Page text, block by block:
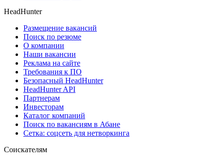
HeadHunter
Размещение вакансий
Поиск по резюме
О компании
Наши вакансии
Реклама на сайте
Требования к ПО
Безопасный HeadHunter
HeadHunter API
Партнерам
Инвесторам
Каталог компаний
Поиск по вакансиям в Абане
Сетка: соцсеть для нетворкинга
Соискателям